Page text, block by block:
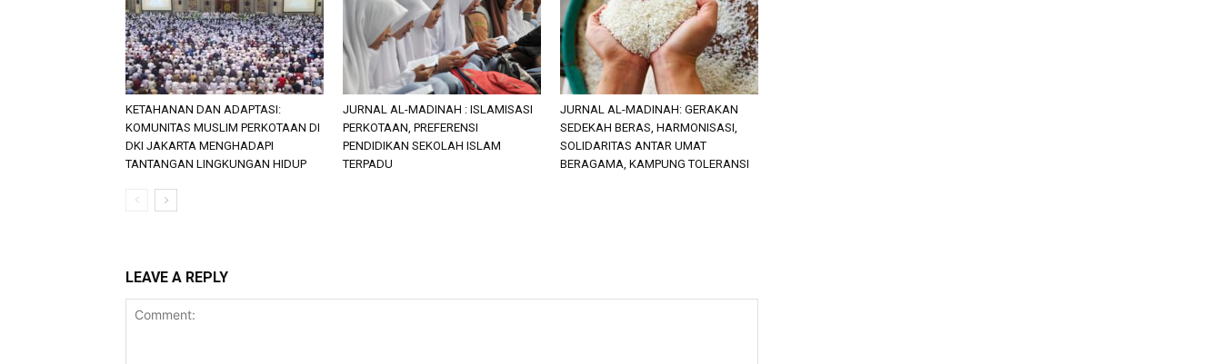
KETAHANAN DAN ADAPTASI:
KOMUNITAS MUSLIM PERKOTAAN DI
DKI JAKARTA MENGHADAPI
TANTANGAN LINGKUNGAN HIDUP
JURNAL AL-MADINAH : ISLAMISASI
PERKOTAAN, PREFERENSI
PENDIDIKAN SEKOLAH ISLAM
TERPADU
JURNAL AL-MADINAH: GERAKAN
SEDEKAH BERAS, HARMONISASI,
SOLIDARITAS ANTAR UMAT
BERAGAMA, KAMPUNG TOLERANSI
LEAVE A REPLY